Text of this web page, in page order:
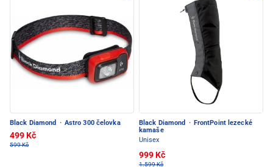
Black Diamond · Astro 300 čelovka
499 Kč
599 Kč
Black Diamond · FrontPoint lezecké
kamaše
Unisex
999 Kč
1.599 Kč